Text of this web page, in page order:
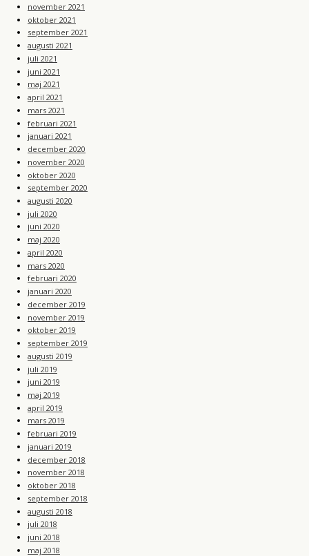
november 2021
oktober 2021
september 2021
augusti 2021
juli 2021
juni 2021
maj 2021
april 2021
mars 2021
februari 2021
januari 2021
december 2020
november 2020
oktober 2020
september 2020
augusti 2020
juli 2020
juni 2020
maj 2020
april 2020
mars 2020
februari 2020
januari 2020
december 2019
november 2019
oktober 2019
september 2019
augusti 2019
juli 2019
juni 2019
maj 2019
april 2019
mars 2019
februari 2019
januari 2019
december 2018
november 2018
oktober 2018
september 2018
augusti 2018
juli 2018
juni 2018
maj 2018